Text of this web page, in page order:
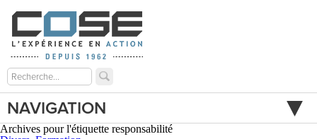
NAVIGATION
Archives pour l'étiquette responsabilité